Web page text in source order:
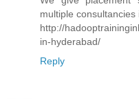
multiple
http://
in-hyderabad/
Reply